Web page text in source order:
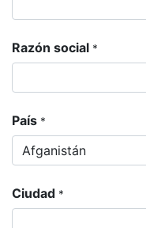
Razón social *
País *
Ciudad *